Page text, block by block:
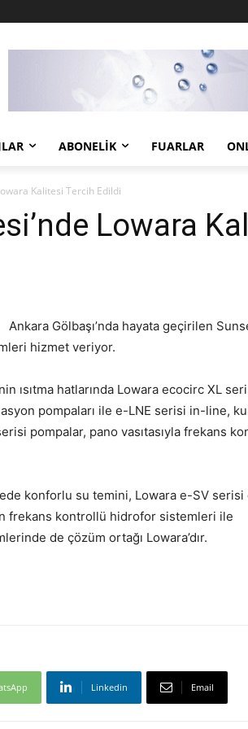
ABONELIK FUARLAR
Kalitesi Tercih Edildi
Lowara
Ankara Gölbaşı’nda hayata geçirilen
hizmet veriyor.
ısıtma hatlarında Lowara ecocirc XL
pompaları ile e-LNE serisi in-line,
pompalar, pano vasıtasıyla frekans
konforlu su temini, Lowara e-SV
frekans kontrollü hidrofor sistemleri ile
de çözüm ortağı Lowara’dır.
Linkedin Email